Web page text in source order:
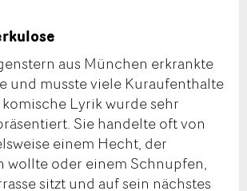
aus München erkrankte
und musste viele Kuraufenthalte
Lyrik wurde sehr
Sie handelte oft von
einem Hecht, der
wollte oder einem Schnupfen,
sitzt und auf sein nächstes